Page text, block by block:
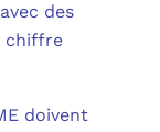
des
chiffre
doivent